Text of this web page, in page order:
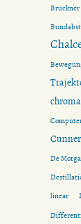
Bruckner
De
linear